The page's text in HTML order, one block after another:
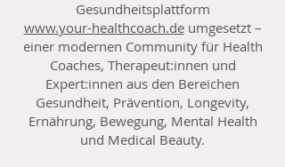
Gesundheitsplattform
www.your-healthcoach.de umgesetzt –
einer modernen Community für Health
Coaches, Therapeut:innen und
Expert:innen aus den Bereichen
Gesundheit, Prävention, Longevity,
Ernährung, Bewegung, Mental Health
und Medical Beauty.